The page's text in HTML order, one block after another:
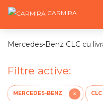
CARMIRA
Mercedes-Benz CLC cu
Filtre active:
MERCEDES-BENZ X CLC